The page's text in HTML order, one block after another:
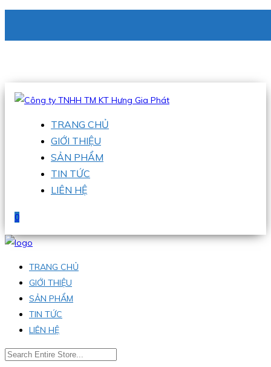
Hotline:0938 336 079
TRANG CHỦ
GIỚI THIỆU
SẢN PHẨM
TIN TỨC
LIÊN HỆ
0
TRANG CHỦ
GIỚI THIỆU
SẢN PHẨM
TIN TỨC
LIÊN HỆ